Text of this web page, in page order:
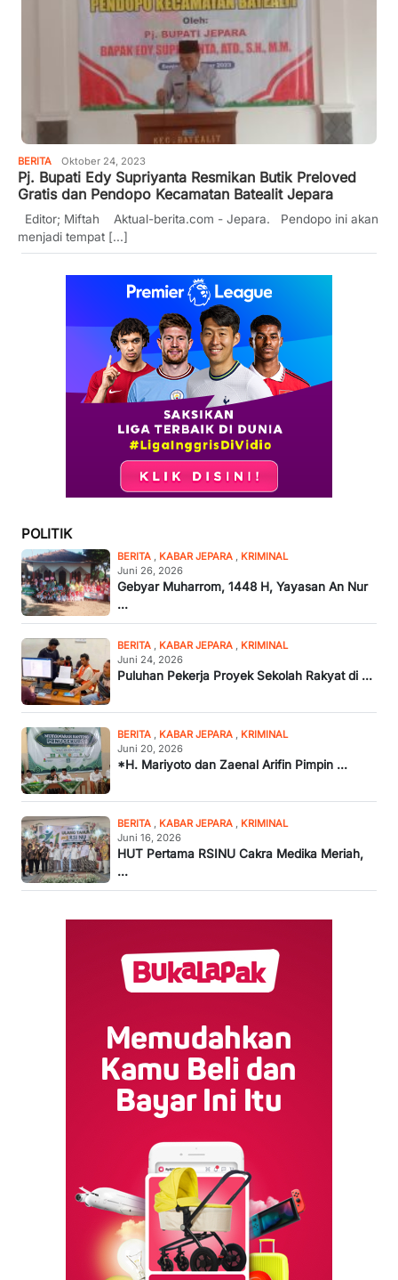
BERITA Oktober 24, 2023
Pj. Bupati Edy Supriyanta Resmikan Butik Preloved
Gratis dan Pendopo Kecamatan Batealit Jepara
Editor; Miftah Aktual-berita.com - Jepara. Pendopo ini akan
menjadi tempat [...]
POLITIK
BERITA , KABAR JEPARA , KRIMINAL
Juni 26, 2026
Gebyar Muharrom, 1448 H, Yayasan An Nur
...
BERITA , KABAR JEPARA , KRIMINAL
Juni 24, 2026
Puluhan Pekerja Proyek Sekolah Rakyat di ...
BERITA , KABAR JEPARA , KRIMINAL
Juni 20, 2026
*H. Mariyoto dan Zaenal Arifin Pimpin ...
BERITA , KABAR JEPARA , KRIMINAL
Juni 16, 2026
HUT Pertama RSINU Cakra Medika Meriah,
...